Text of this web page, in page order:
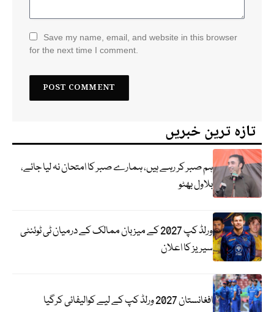
Save my name, email, and website in this browser
for the next time I comment.
تازہ ترین خبریں
ہم صبر کر رہے ہیں، ہمارے صبر کا امتحان نہ لیا جائے،
بلاول بھٹو
ورلڈ کپ 2027 کے میزبان ممالک کے درمیان ٹی ٹوئنٹی
سیریز کا اعلان
افغانستان 2027 ورلڈ کپ کے لیے کوالیفائی کرگیا